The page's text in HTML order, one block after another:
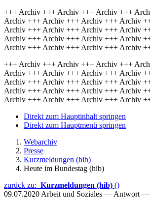
+++ Archiv +++ Archiv +++ Archiv +++
Archiv +++ Archiv +++ Archiv +++ Archiv
Archiv +++ Archiv +++ Archiv +++ Archiv
Archiv +++ Archiv +++ Archiv +++ Archiv
Archiv +++ Archiv +++ Archiv +++ Archiv
+++ Archiv +++ Archiv +++ Archiv +++
Archiv +++ Archiv +++ Archiv +++ Archiv
Archiv +++ Archiv +++ Archiv +++ Archiv
Archiv +++ Archiv +++ Archiv +++ Archiv
Archiv +++ Archiv +++ Archiv +++ Archiv
Direkt zum Hauptinhalt springen
Direkt zum Hauptmenü springen
Webarchiv
Presse
Kurzmeldungen (hib)
Heute im Bundestag (hib)
zurück zu: Kurzmeldungen (hib) ()
09.07.2020 Arbeit und Soziales — Antwort —